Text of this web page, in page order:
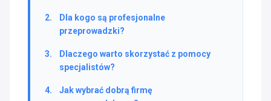
Dla kogo są profesjonalne
przeprowadzki?
Dlaczego warto skorzystać z pomocy
specjalistów?
Jak wybrać dobrą firmę